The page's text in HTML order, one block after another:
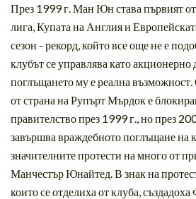
През 1999 г. Ман Юн става първият
лига, Купата на Англия и
сезон - рекорд, който все още не е
клубът се управлява като акционерно
поглъщането му е реална
от страна на Рупърт Мърдок е
правителство през 1999 г., но през
завършва враждебното поглъщане на
значителните протести на много от
Манчестър Юнайтед. В знак на
които се отделиха от клуба,